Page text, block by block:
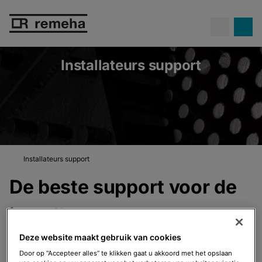
Confida warmtepompen.
op z'n best!
Ontdek Confida
Installateurs support
Installateurs support
De beste support voor de
installateur
Wij helpen je graag verder. Vind hier alle informatie
Deze website maakt gebruik van cookies
Door op “Accepteer alles” te klikken gaat u akkoord met het opslaan